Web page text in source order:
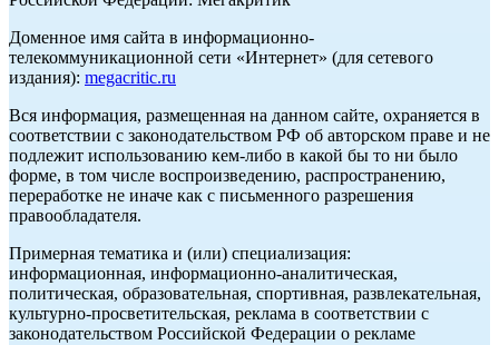
Доменное имя сайта в информационно-
телекоммуникационной сети «Интернет» (для сетевого
издания): megacritic.ru
Вся информация, размещенная на данном сайте, охраняется в
соответствии с законодательством РФ об авторском праве и не
подлежит использованию кем-либо в какой бы то ни было
форме, в том числе воспроизведению, распространению,
переработке не иначе как с письменного разрешения
правообладателя.
Примерная тематика и (или) специализация:
информационная, информационно-аналитическая,
политическая, образовательная, спортивная, развлекательная,
культурно-просветительская, реклама в соответствии с
законодательством Российской Федерации о рекламе